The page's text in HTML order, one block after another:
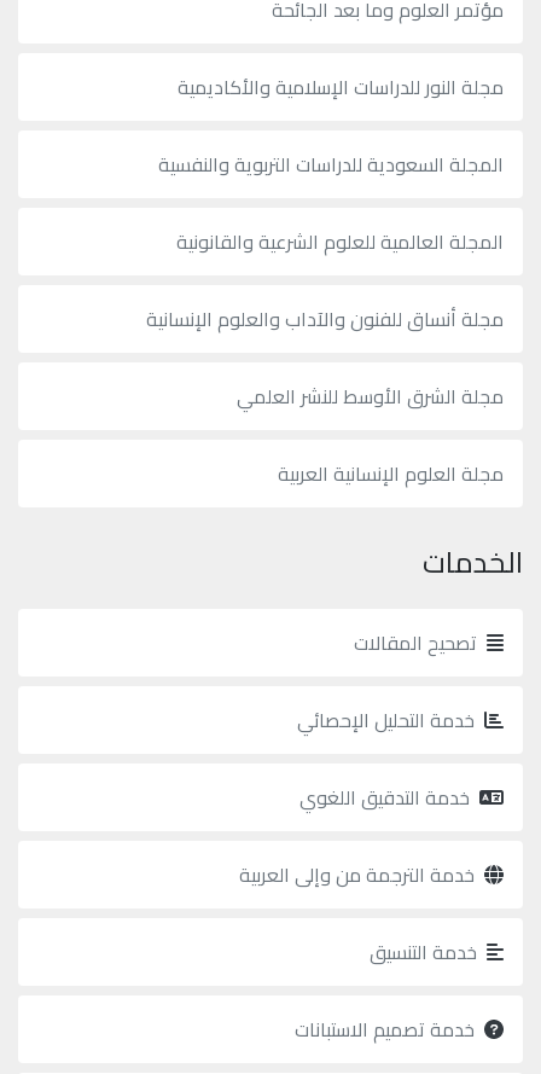
مؤتمر العلوم وما بعد الجائحة
مجلة النور للدراسات الإسلامية والأكاديمية
المجلة السعودية للدراسات التربوية والنفسية
المجلة العالمية للعلوم الشرعية والقانونية
مجلة أنساق للفنون والآداب والعلوم الإنسانية
مجلة الشرق الأوسط للنشر العلمي
مجلة العلوم الإنسانية العربية
الخدمات
تصحيح المقالات
خدمة التحليل الإحصائي
خدمة التدقيق اللغوي
خدمة الترجمة من وإلى العربية
خدمة التنسيق
خدمة تصميم الاستبانات